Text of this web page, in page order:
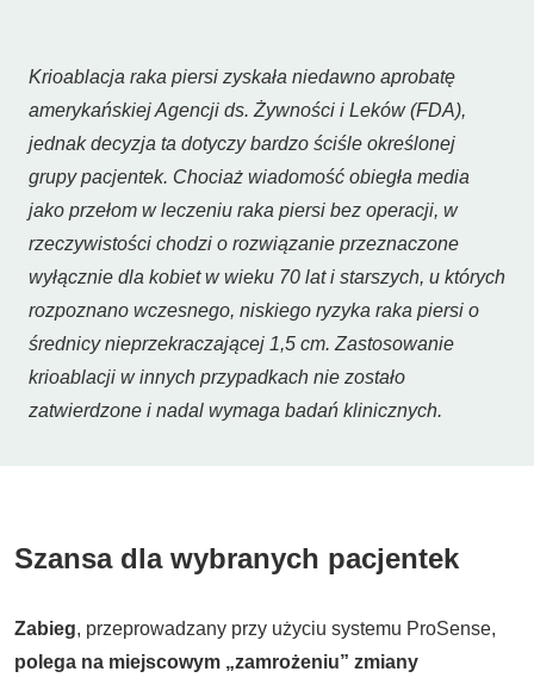
Krioablacja raka piersi zyskała niedawno aprobatę
amerykańskiej Agencji ds. Żywności i Leków (FDA),
jednak decyzja ta dotyczy bardzo ściśle określonej
grupy pacjentek. Chociaż wiadomość obiegła media
jako przełom w leczeniu raka piersi bez operacji, w
rzeczywistości chodzi o rozwiązanie przeznaczone
wyłącznie dla kobiet w wieku 70 lat i starszych, u których
rozpoznano wczesnego, niskiego ryzyka raka piersi o
średnicy nieprzekraczającej 1,5 cm. Zastosowanie
krioablacji w innych przypadkach nie zostało
zatwierdzone i nadal wymaga badań klinicznych.
Szansa dla wybranych pacjentek
Zabieg, przeprowadzany przy użyciu systemu ProSense,
polega na miejscowym „zamrożeniu” zmiany